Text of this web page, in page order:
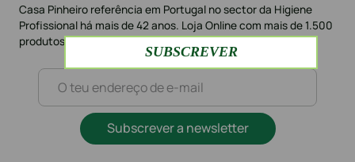
Casa Pinheiro referência em Portugal no sector da Higiene
Profissional há mais de 42 anos. Loja Online com mais de 1.500
produtos e mais de 10.000 clientes
Subscrever a newsletter